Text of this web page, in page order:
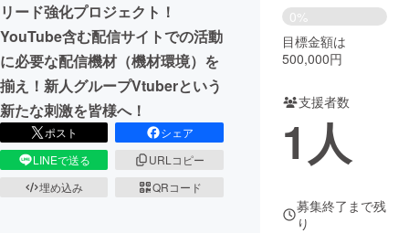
まちづくり・地域活性化
CAMPFIRE for Social Good
CAMPFIRE Creation
CAMPFIREふるさと納税
コミュニティ
リード強化プロジェクト！
YouTube含む配信サイトでの活動
に必要な配信機材（機材環境）を
揃え！新人グループVtuberという
新たな刺激を皆様へ！
ポスト
シェア
LINEで送る
URLコピー
埋め込み
QRコード
0%
目標金額は
500,000円
支援者数
1人
募集終了まで残
り